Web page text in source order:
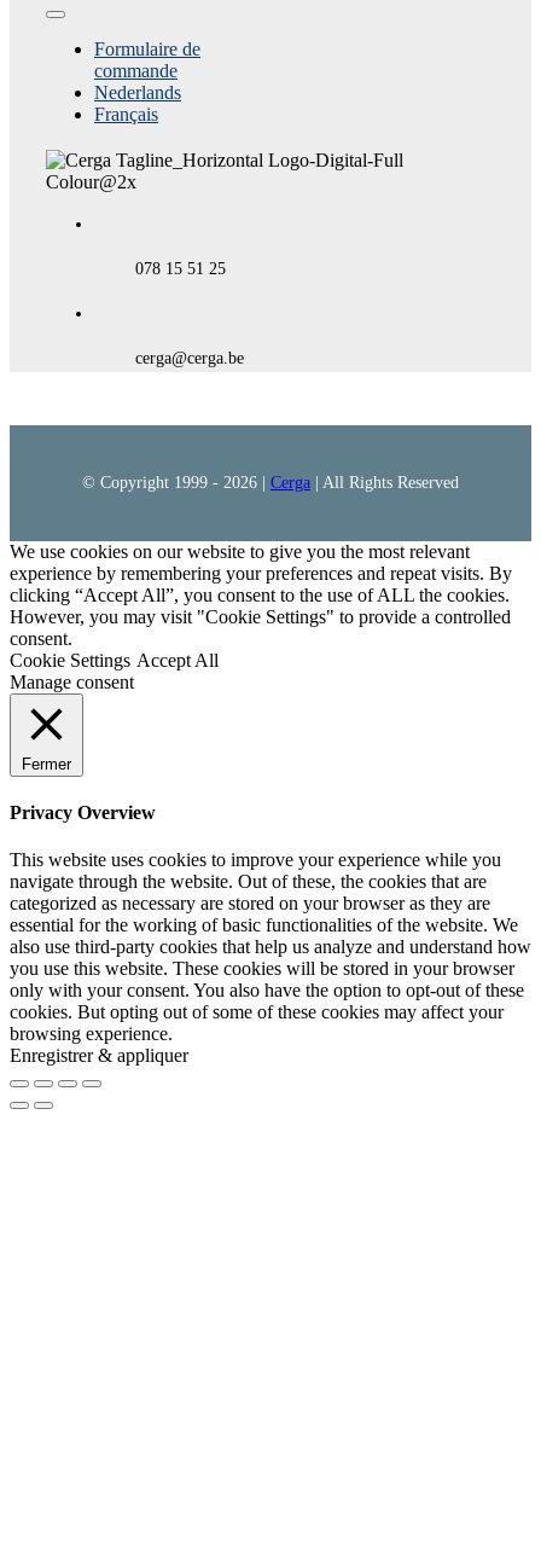
Toggle
NavigationFormulaire de
commande
Nederlands
Français
078 15 51 25
cerga@cerga.be
© Copyright 1999 - 2026 | Cerga | All Rights Reserved
We use cookies on our website to give you the most relevant
experience by remembering your preferences and repeat visits. By
clicking “Accept All”, you consent to the use of ALL the cookies.
However, you may visit "Cookie Settings" to provide a controlled
consent.
Cookie Settings Accept All
Manage consent
Fermer
Privacy Overview
This website uses cookies to improve your experience while you
navigate through the website. Out of these, the cookies that are
categorized as necessary are stored on your browser as they are
essential for the working of basic functionalities of the website. We
also use third-party cookies that help us analyze and understand how
you use this website. These cookies will be stored in your browser
only with your consent. You also have the option to opt-out of these
cookies. But opting out of some of these cookies may affect your
browsing experience.
Enregistrer & appliquer